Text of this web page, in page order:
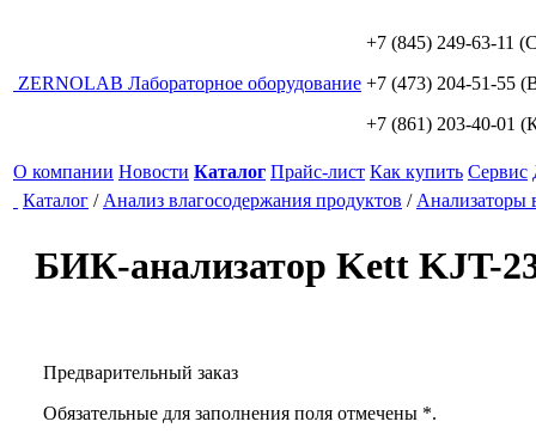
ZERNOLAB Лабораторное оборудование
+7 (845) 249-63-11
+7 (473) 204-51-55
+7 (861) 203-40-01
О компании Новости Каталог Прайс-лист Как купить Сервис
Каталог / Анализ влагосодержания продуктов / Анализаторы
БИК-анализатор Kett KJT-
Предварительный заказ
Обязательные для заполнения поля отмечены *.